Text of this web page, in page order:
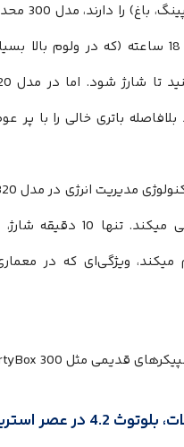
فضای باز
بلافاصله باتری خالی را با
در عصر استریمینگ